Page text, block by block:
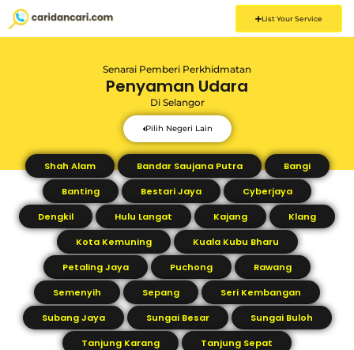
List Your Service
Senarai Pemberi Perkhidmatan
Penyaman Udara
Di Selangor
Pilih Negeri Lain
Shah Alam Bandar Saujana Putra
Bangi
Banting
Bestari Jaya
Cyberjaya
Dengkil
Hulu Langat Kajang
Klang
Kota Kemuning
Kuala Kubu Bharu
Petaling Jaya
Puchong
Rawang
Semenyih
Sepang
Seri Kembangan
Subang Jaya
Sungai Besar
Sungai Buloh
Tanjung Karang
Tanjung Sepat